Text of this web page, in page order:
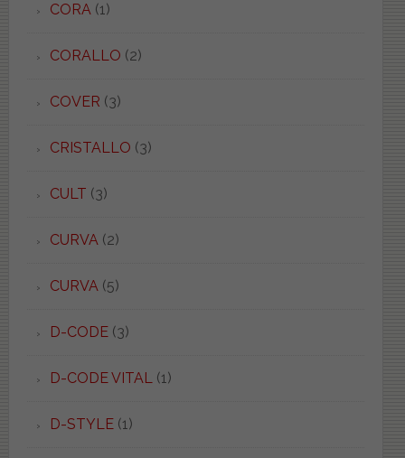
CORA(1)
CORALLO (2)
COVER (3)
CRISTALLO (3)
CULT (3)
CURVA(2)
CURVA(5)
D-CODE(3)
D-CODE VITAL(1)
D-STYLE(1)